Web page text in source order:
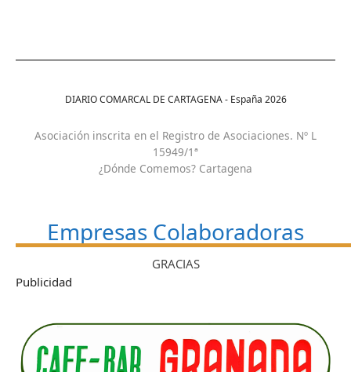
DIARIO COMARCAL DE CARTAGENA - España 2026
Asociación inscrita en el Registro de Asociaciones. Nº L
15949/1ª
¿Dónde Comemos? Cartagena
Empresas Colaboradoras
GRACIAS
Publicidad